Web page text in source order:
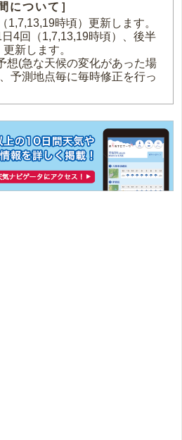
について］
1,7,13,19時頃）更新します。
4回（1,7,13,19時頃）、後半
新します。
想(急な天候の変化があった場
予測地点毎に毎時修正を行っ